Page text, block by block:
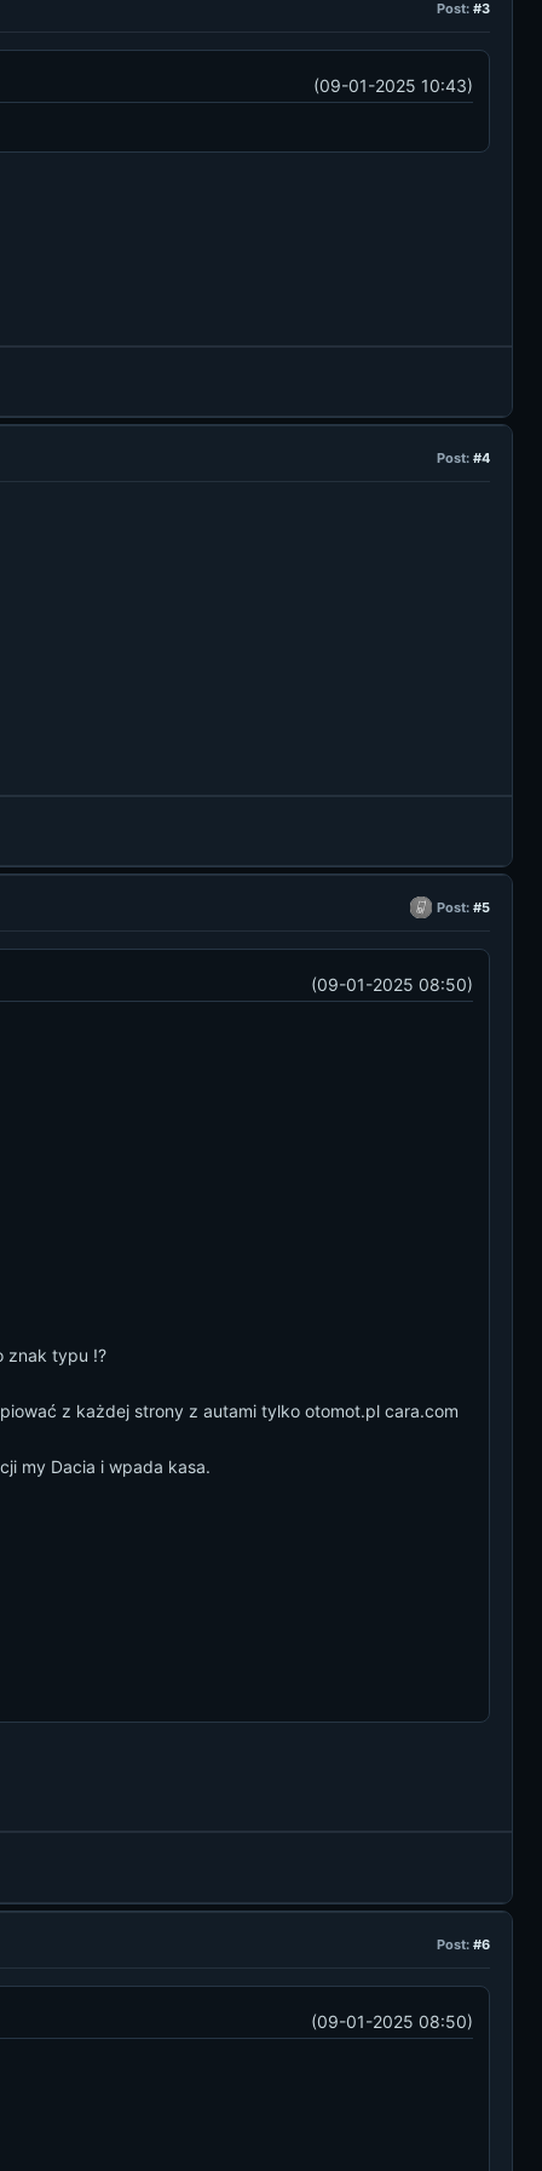
Post: #3
(09-01-2025 10:43)
Post: #4
Post: #5
(09-01-2025 08:50)
znak typu !?
z każdej strony z autami tylko otomot.pl cara.com
my Dacia i wpada kasa.
Post: #6
(09-01-2025 08:50)